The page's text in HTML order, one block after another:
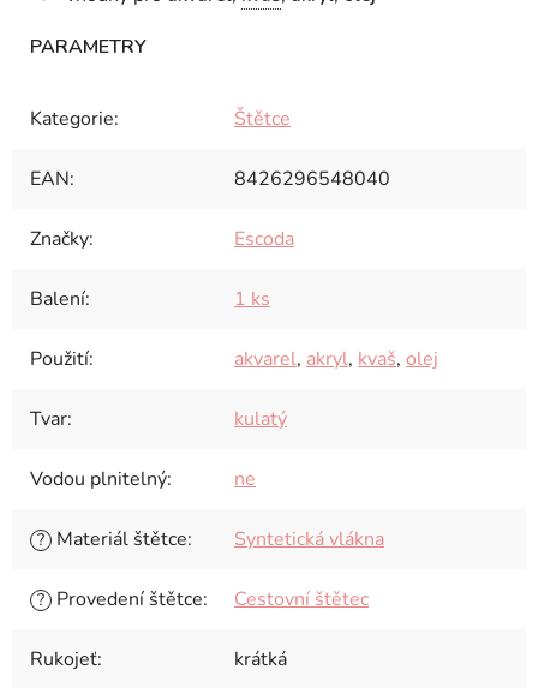
Kategorie: Štětce
EAN: 8426296548040
Značky: Escoda
Balení: 1 ks
Použití: akvarel, akryl, kvaš, olej
Tvar: kulatý
Vodou plnitelný: ne
? Materiál štětce: Syntetická vlákna
? Provedení štětce: Cestovní štětec
Rukojeť: krátká